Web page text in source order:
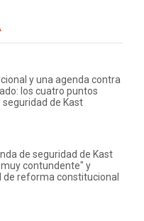
y una agenda contra
los cuatro puntos
seguridad de Kast
de seguridad de Kast
contundente" y
de reforma constitucional